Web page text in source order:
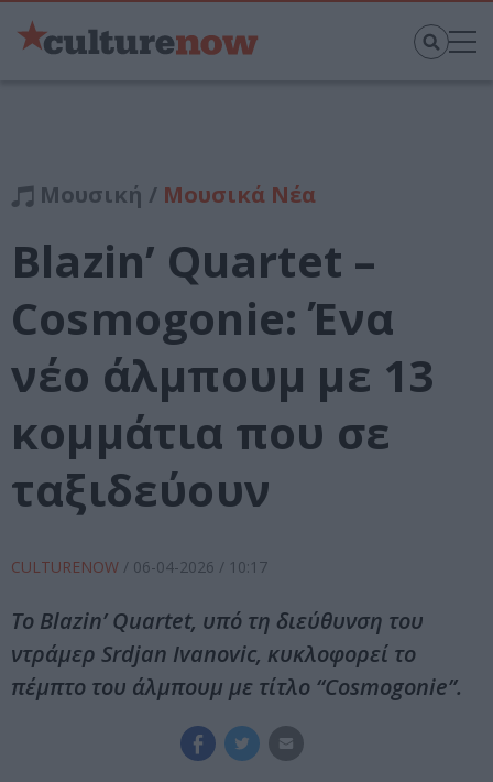
Μουσική / Μουσικά Νέα
Blazin’ Quartet –
Cosmogonie: Ένα
νέο άλμπουμ με 13
κομμάτια που σε
ταξιδεύουν
CULTURENOW / 06-04-2026 / 10:17
Το Blazin’ Quartet, υπό τη διεύθυνση του
ντράμερ Srdjan Ivanovic, κυκλοφορεί το
πέμπτο του άλμπουμ με τίτλο “Cosmogonie”.